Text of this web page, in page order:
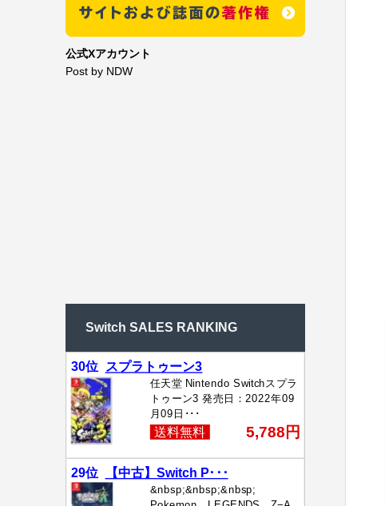
公式Xアカウント
Post by NDW
Switch SALES RANKING